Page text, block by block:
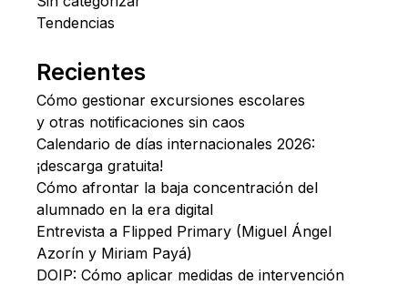
Tendencias
Recientes
Cómo gestionar excursiones escolares
y otras notificaciones sin caos
Calendario de días internacionales 2026:
¡descarga gratuita!
Cómo afrontar la baja concentración del
alumnado en la era digital
Entrevista a Flipped Primary (Miguel Ángel
Azorín y Miriam Payá)
DOIP: Cómo aplicar medidas de intervención